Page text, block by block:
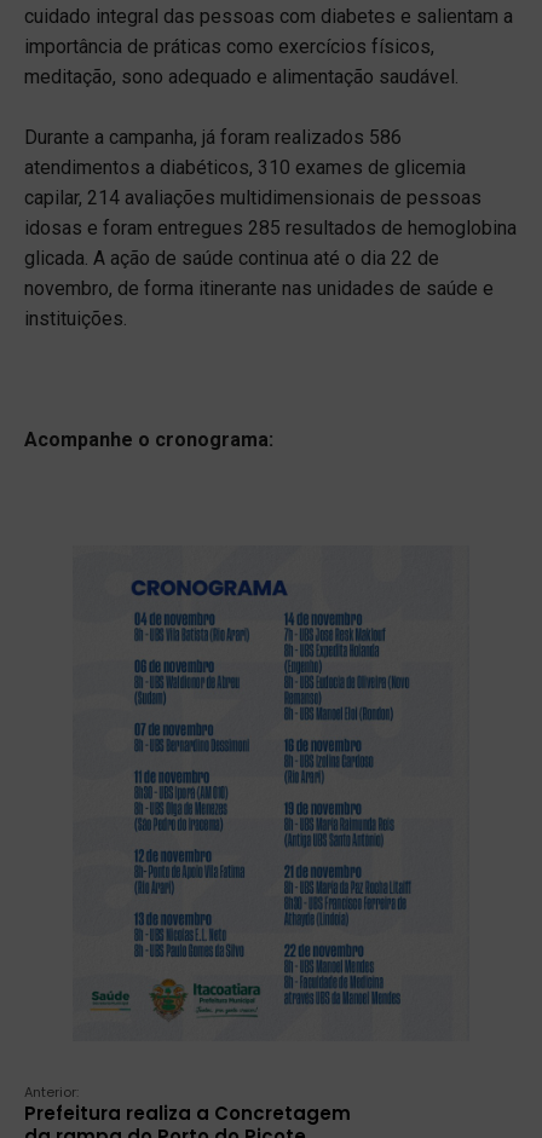
cuidado integral das pessoas com diabetes e salientam a
importância de práticas como exercícios físicos,
meditação, sono adequado e alimentação saudável.
Durante a campanha, já foram realizados 586
atendimentos a diabéticos, 310 exames de glicemia
capilar, 214 avaliações multidimensionais de pessoas
idosas e foram entregues 285 resultados de hemoglobina
glicada. A ação de saúde continua até o dia 22 de
novembro, de forma itinerante nas unidades de saúde e
instituições.
Acompanhe o cronograma:
Anterior:
Prefeitura realiza a Concretagem